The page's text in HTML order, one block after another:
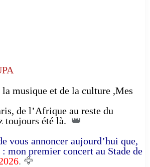
musique et de la culture ,Mes
de l’Afrique au reste du
toujours été là. 👑
vous annoncer aujourd’hui que,
mon premier concert au Stade de
. 🦅